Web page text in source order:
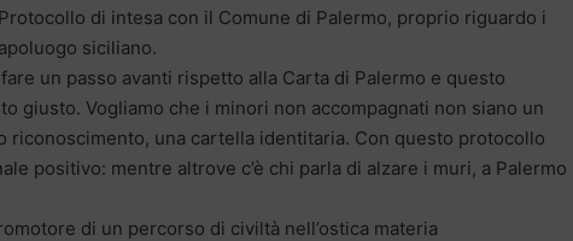
di intesa con il Comune di Palermo, proprio riguardo i
siciliano.
un passo avanti rispetto alla Carta di Palermo e questo
giusto. Vogliamo che i minori non accompagnati non siano un
riconoscimento, una cartella identitaria. Con questo protocollo
positivo: mentre altrove c’è chi parla di alzare i muri, a Palermo
di un percorso di civiltà nell’ostica materia